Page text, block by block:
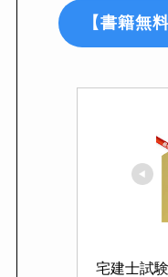
【書籍無
宅建士試